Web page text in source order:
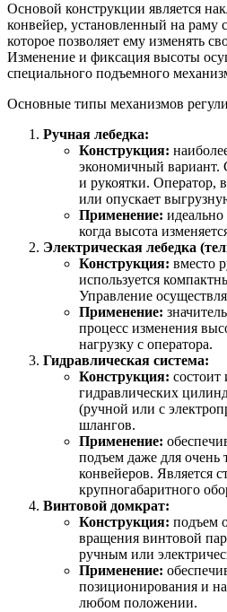
Основой конструкции является
конвейер, установленный на
которое позволяет ему изменять
Изменение и фиксация высоты
специального подъемного
Основные типы механизмов
Ручная лебедка:
Конструкция:
экономичный вариант.
и рукоятки. Оператор,
или опускает
Применение: идеально
когда высота
Электрическая лебедка
Конструкция: вместо
используется
Управление
Применение:
процесс изменения
нагрузку с оператора.
Гидравлическая система:
Конструкция: состоит
гидравлических
(ручной или с
шлангов.
Применение:
подъем даже для
конвейеров. Является
крупногабаритного
Винтовой домкрат:
Конструкция: подъем
вращения винтовой
ручным или
Применение:
позиционирования и
любом положении.